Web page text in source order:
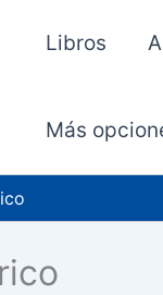
Libros
Más